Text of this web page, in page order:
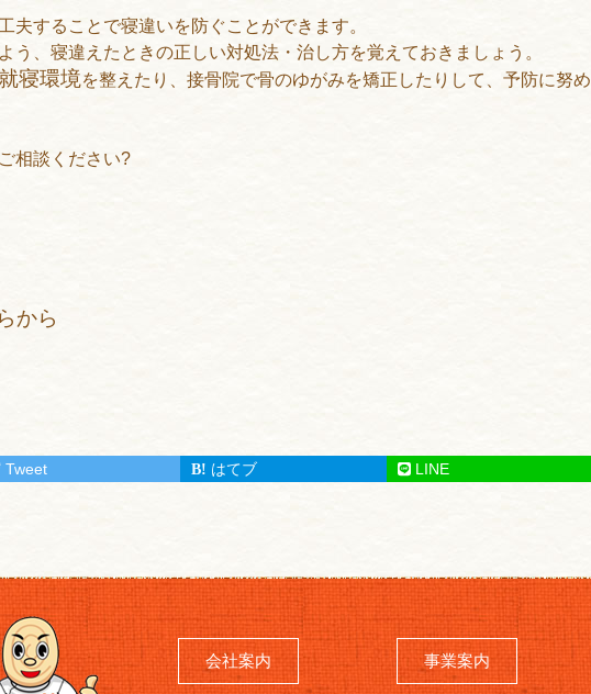
夫することで寝違いを防ぐことができます。
う、寝違えたときの正しい対処法・治し方を覚えておきましょう。
就寝環境を整えたり、接骨院で骨のゆがみを矯正したりして、予防に努め
相談ください?
から
Tweet はてブ LINE
会社案内 事業案内